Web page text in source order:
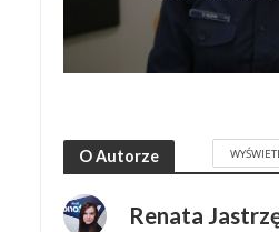
O Autorze
Renata